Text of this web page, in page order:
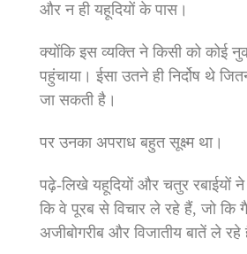
और न ही यहूदियों के पास।
क्‍योंकि इस व्‍यक्ति ने किसी को कोई
पहुंचाया। ईसा उतने ही निर्दोष थे
जा सकती है।
पर उनका अपराध बहुत सूक्ष्‍म था।
पढ़े-लिखे यहूदियों और चतुर रबाईयों
कि वे पूरब से विचार ले रहे हैं, जो कि
अजीबोगरीब और विजातीय बातें ले रहे